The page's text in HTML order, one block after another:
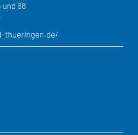
und 68
thueringen.de/